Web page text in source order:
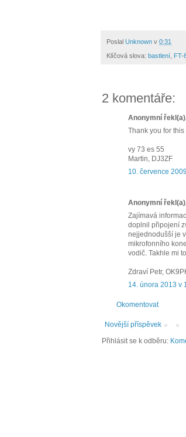
Poslal Unknown v 0:31
Klíčová slova: bastlení, FT-
2 komentáře:
Anonymní
Thank you for
vy 73 es 55
Martin, DJ3ZF
10. července
Anonymní
Zajímavá
doplnil připojení
nejjednodušší je
mikrofonního
vodič. Takhle mi
Zdraví Petr,
14. února 2013 v
Okomentovat
Novější příspěvek
Přihlásit se k odběru: